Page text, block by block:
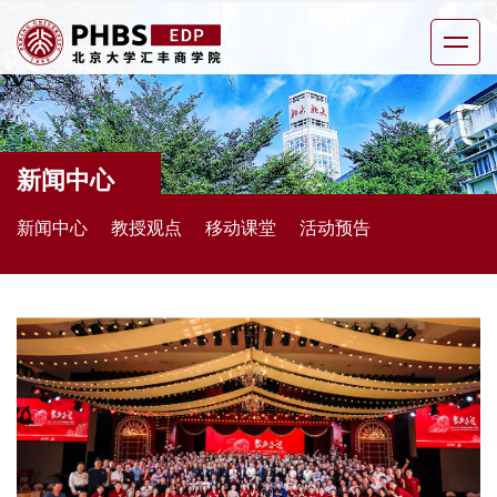
新闻中心
新闻中心 教授观点 移动课堂 活动预告